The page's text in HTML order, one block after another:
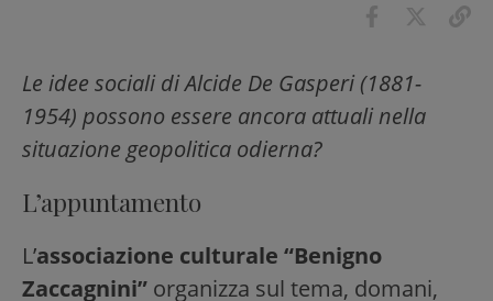
Le idee sociali di Alcide De Gasperi (1881-
1954) possono essere ancora attuali nella
situazione geopolitica odierna?
L’appuntamento
L’associazione culturale “Benigno
Zaccagnini” organizza sul tema, domani,